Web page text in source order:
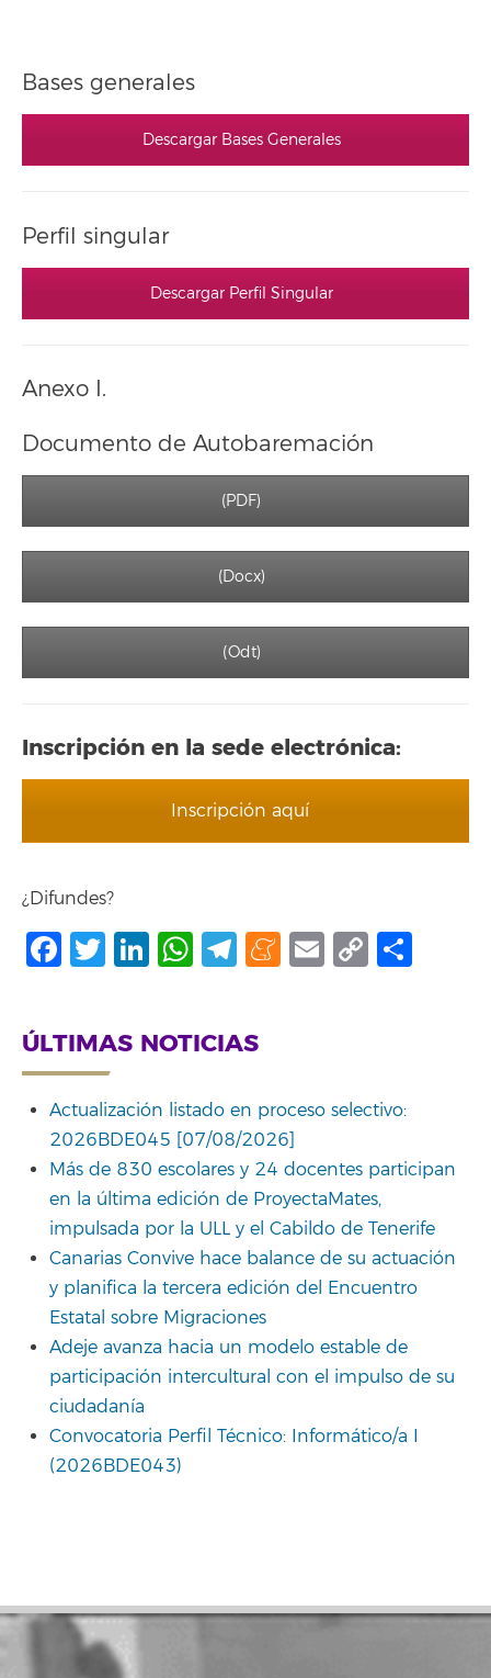
Bases generales
Descargar Bases Generales
Perfil singular
Descargar Perfil Singular
Anexo I.
Documento de Autobaremación
(PDF)
(Docx)
(Odt)
Inscripción en la sede electrónica:
Inscripción aquí
¿Difundes?
Facebook
Twitter
LinkedIn
WhatsApp
Telegram
Meneame
Email
Copy
ÚLTIMAS NOTICIAS
Actualización listado en proceso selectivo:
2026BDE045 [07/08/2026]
Más de 830 escolares y 24 docentes participan
en la última edición de ProyectaMates,
impulsada por la ULL y el Cabildo de Tenerife
Canarias Convive hace balance de su actuación
y planifica la tercera edición del Encuentro
Estatal sobre Migraciones
Adeje avanza hacia un modelo estable de
participación intercultural con el impulso de su
ciudadanía
Convocatoria Perfil Técnico: Informático/a I
(2026BDE043)